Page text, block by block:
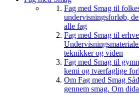
Fag med Smag til
undervisningsforløb,
alle fag
Fag med Smag til
teknikker og viden
Fag med Smag til
kemi og tværfaglige
Om Fag med Smag
gennem smag. Om